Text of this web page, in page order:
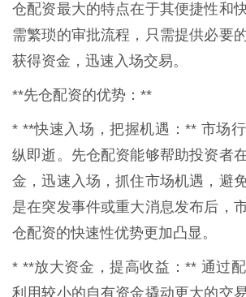
仓配资最大的特点在于其便捷性和
需繁琐的审批流程，只需提供必要
获得资金，迅速入场交易。
**先仓配资的优势：**
* **快速入场，把握机遇：** 市场
纵即逝。先仓配资能够帮助投资者
金，迅速入场，抓住市场机遇，避
是在突发事件或重大消息发布后，
仓配资的快速性优势更加凸显。
* **放大资金，提高收益：** 通过
利用较小的自有资金撬动更大的交